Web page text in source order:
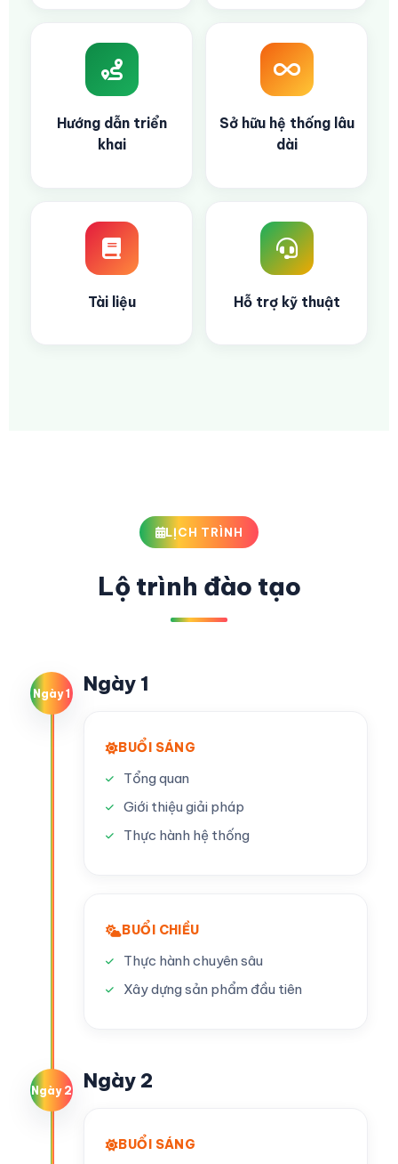
Hướng dẫn triển
khai
Sở hữu hệ thống lâu
dài
Tài liệu Hỗ trợ kỹ thuật
LỊCH TRÌNH
Lộ trình đào tạo
Ngày 1 Ngày 1
BUỔI SÁNG
Tổng quan
Giới thiệu giải pháp
Thực hành hệ thống
BUỔI CHIỀU
Thực hành chuyên sâu
Xây dựng sản phẩm đầu tiên
Ngày 2 Ngày 2
BUỔI SÁNG